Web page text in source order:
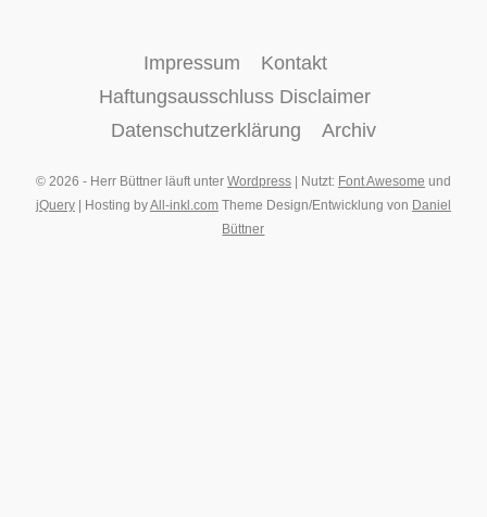
Impressum
Kontakt
Haftungsausschluss Disclaimer
Datenschutzerklärung
Archiv
© 2026 - Herr Büttner läuft unter Wordpress| Nutzt: Font Awesome und
jQuery| Hosting byAll-inkl.comTheme Design/Entwicklung von Daniel
Büttner